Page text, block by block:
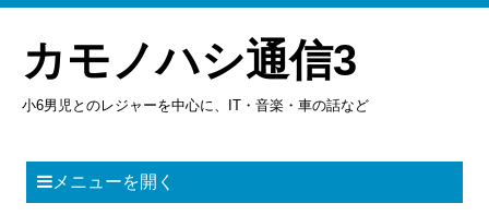
カモノハシ通信3
小6男児とのレジャーを中心に、IT・音楽・車の話など
メニューを開く